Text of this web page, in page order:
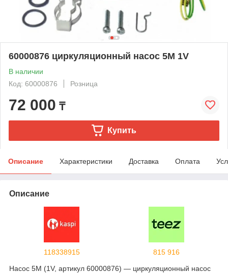
60000876 циркуляционный насос 5M 1V
В наличии
Код: 60000876
Розница
72 000 ₸
Купить
Описание Характеристики Доставка Оплата
Описание
118338915
815 916
Насос 5M (1V, артикул 60000876) — циркуляционный насос